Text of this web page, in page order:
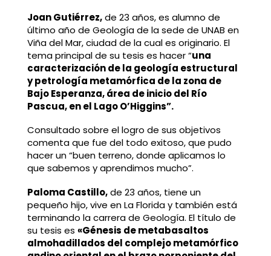
Joan Gutiérrez,de 23 años, es alumno de
último año de Geología de la sede de UNAB en
Viña del Mar, ciudad de la cual es originario. El
tema principal de su tesis es hacer “una
caracterización de la geología estructural
y petrología metamórfica de la zona de
Bajo Esperanza, área de inicio del Río
Pascua, en el Lago O’Higgins”.
Consultado sobre el logro de sus objetivos
comenta que fue del todo exitoso, que pudo
hacer un “buen terreno, donde aplicamos lo
que sabemos y aprendimos mucho”.
Paloma Castillo,de 23 años, tiene un
pequeño hijo, vive en La Florida y también está
terminando la carrera de Geología. El título de
su tesis es «Génesis de metabasaltos
almohadillados del complejo metamórfico